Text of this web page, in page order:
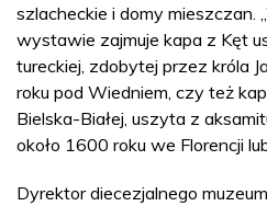
szlacheckie i domy mieszczan.
wystawie zajmuje kapa z Kęt
tureckiej, zdobytej przez króla
roku pod Wiedniem, czy też
Bielska-Białej, uszyta z
około 1600 roku we Florencji
Dyrektor diecezjalnego